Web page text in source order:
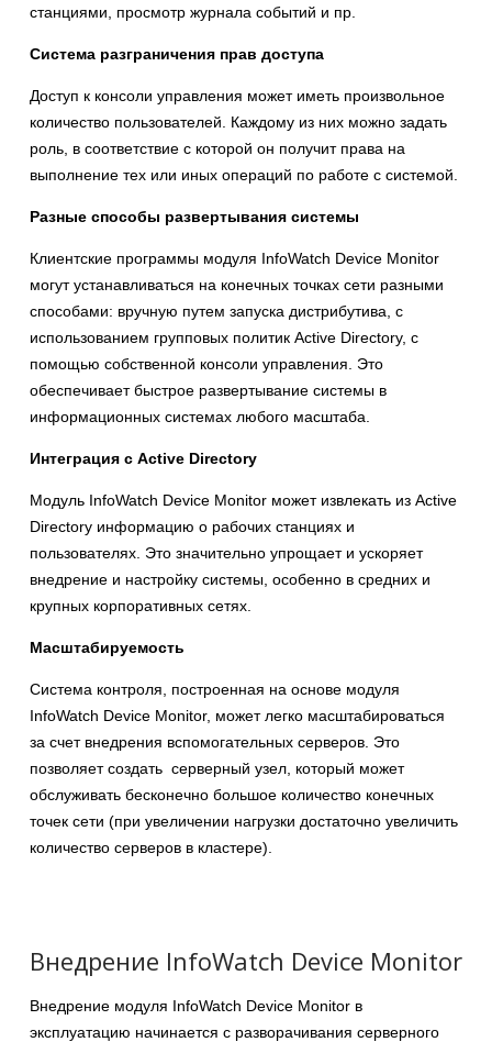
станциями, просмотр журнала событий и пр.
Система разграничения прав доступа
Доступ к консоли управления может иметь произвольное
количество пользователей. Каждому из них можно задать
роль, в соответствие с которой он получит права на
выполнение тех или иных операций по работе с системой.
Разные способы развертывания системы
Клиентские программы модуля InfoWatch Device Monitor
могут устанавливаться на конечных точках сети разными
способами: вручную путем запуска дистрибутива, с
использованием групповых политик Active Directory, с
помощью собственной консоли управления. Это
обеспечивает быстрое развертывание системы в
информационных системах любого масштаба.
Интеграция с Active Directory
Модуль InfoWatch Device Monitor может извлекать из Active
Directory информацию о рабочих станциях и
пользователях. Это значительно упрощает и ускоряет
внедрение и настройку системы, особенно в средних и
крупных корпоративных сетях.
Масштабируемость
Система контроля, построенная на основе модуля
InfoWatch Device Monitor, может легко масштабироваться
за счет внедрения вспомогательных серверов. Это
позволяет создать серверный узел, который может
обслуживать бесконечно большое количество конечных
точек сети (при увеличении нагрузки достаточно увеличить
количество серверов в кластере).
Внедрение InfoWatch Device Monitor
Внедрение модуля InfoWatch Device Monitor в
эксплуатацию начинается с разворачивания серверного